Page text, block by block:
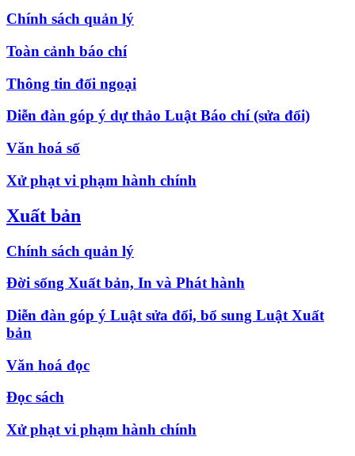
Chính sách quản lý
Toàn cảnh báo chí
Thông tin đối ngoại
Diễn đàn góp ý dự thảo Luật Báo chí (sửa đổi)
Văn hoá số
Xử phạt vi phạm hành chính
Xuất bản
Chính sách quản lý
Đời sống Xuất bản, In và Phát hành
Diễn đàn góp ý Luật sửa đổi, bổ sung Luật Xuất
bản
Văn hoá đọc
Đọc sách
Xử phạt vi phạm hành chính